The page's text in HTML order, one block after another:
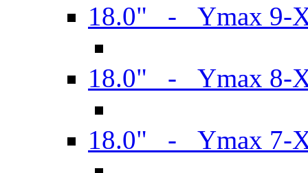
18.0" - Ymax 9-
18.0" - Ymax 8-
18.0" - Ymax 7-